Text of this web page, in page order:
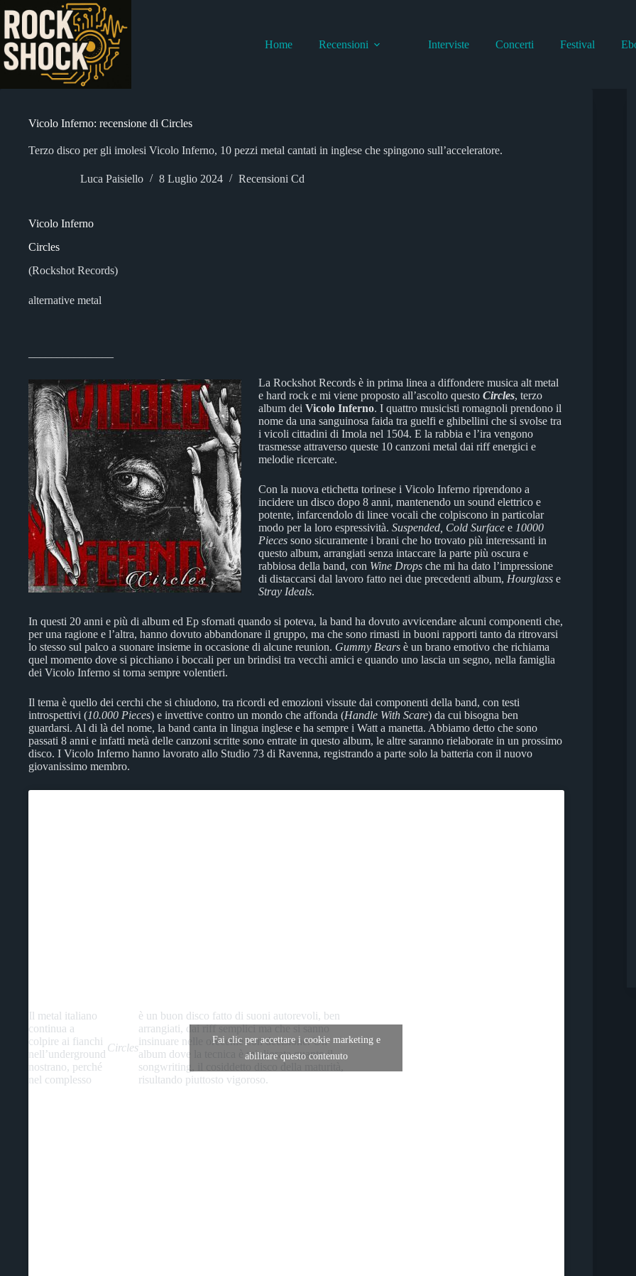
contenuto
Home
Recensioni Interviste Concerti Festival
Vicolo Inferno: recensione di Circles
Terzo disco per gli imolesi Vicolo Inferno, 10 pezzi metal cantati in inglese che spingono sull’acceleratore.
Luca Paisiello 8 Luglio 2024 Recensioni Cd
Vicolo Inferno
Circles
(Rockshot Records)
alternative metal
La Rockshot Records è in prima linea a diffondere musica alt metal
e hard rock e mi viene proposto all’ascolto questo Circles, terzo
album dei Vicolo Inferno. I quattro musicisti romagnoli prendono il
nome da una sanguinosa faida tra guelfi e ghibellini che si svolse tra
i vicoli cittadini di Imola nel 1504. E la rabbia e l’ira vengono
trasmesse attraverso queste 10 canzoni metal dai riff energici e
melodie ricercate.
Con la nuova etichetta torinese i Vicolo Inferno riprendono a
incidere un disco dopo 8 anni, mantenendo un sound elettrico e
potente, infarcendolo di linee vocali che colpiscono in particolar
modo per la loro espressività. Suspended, Cold Surface e 10000
Pieces sono sicuramente i brani che ho trovato più interessanti in
questo album, arrangiati senza intaccare la parte più oscura e
rabbiosa della band, con Wine Drops che mi ha dato l’impressione
di distaccarsi dal lavoro fatto nei due precedenti album, Hourglass e
Stray Ideals.
In questi 20 anni e più di album ed Ep sfornati quando si poteva, la band ha dovuto avvicendare alcuni componenti che,
per una ragione e l’altra, hanno dovuto abbandonare il gruppo, ma che sono rimasti in buoni rapporti tanto da ritrovarsi
lo stesso sul palco a suonare insieme in occasione di alcune reunion. Gummy Bears è un brano emotivo che richiama
quel momento dove si picchiano i boccali per un brindisi tra vecchi amici e quando uno lascia un segno, nella famiglia
dei Vicolo Inferno si torna sempre volentieri.
Il tema è quello dei cerchi che si chiudono, tra ricordi ed emozioni vissute dai componenti della band, con testi
introspettivi (10.000 Pieces) e invettive contro un mondo che affonda (Handle With Scare) da cui bisogna ben
guardarsi. Al di là del nome, la band canta in lingua inglese e ha sempre i Watt a manetta. Abbiamo detto che sono
passati 8 anni e infatti metà delle canzoni scritte sono entrate in questo album, le altre saranno rielaborate in un prossimo
disco. I Vicolo Inferno hanno lavorato allo Studio 73 di Ravenna, registrando a parte solo la batteria con il nuovo
giovanissimo membro.
Il metal italiano
continua a
colpire ai fianchi
nell’underground
nostrano, perché
nel complesso
Circles
è un buon disco fatto di suoni autorevoli, ben
arrangiati, dai riff semplici ma che si sanno
insinuare nelle orecchie con decisione. Un
album dove la tecnica è migliorata quanto il
songwriting, il cosiddetto disco della maturità,
risultando piuttosto vigoroso.
Fai clic per accettare i cookie marketing e
abilitare questo contenuto